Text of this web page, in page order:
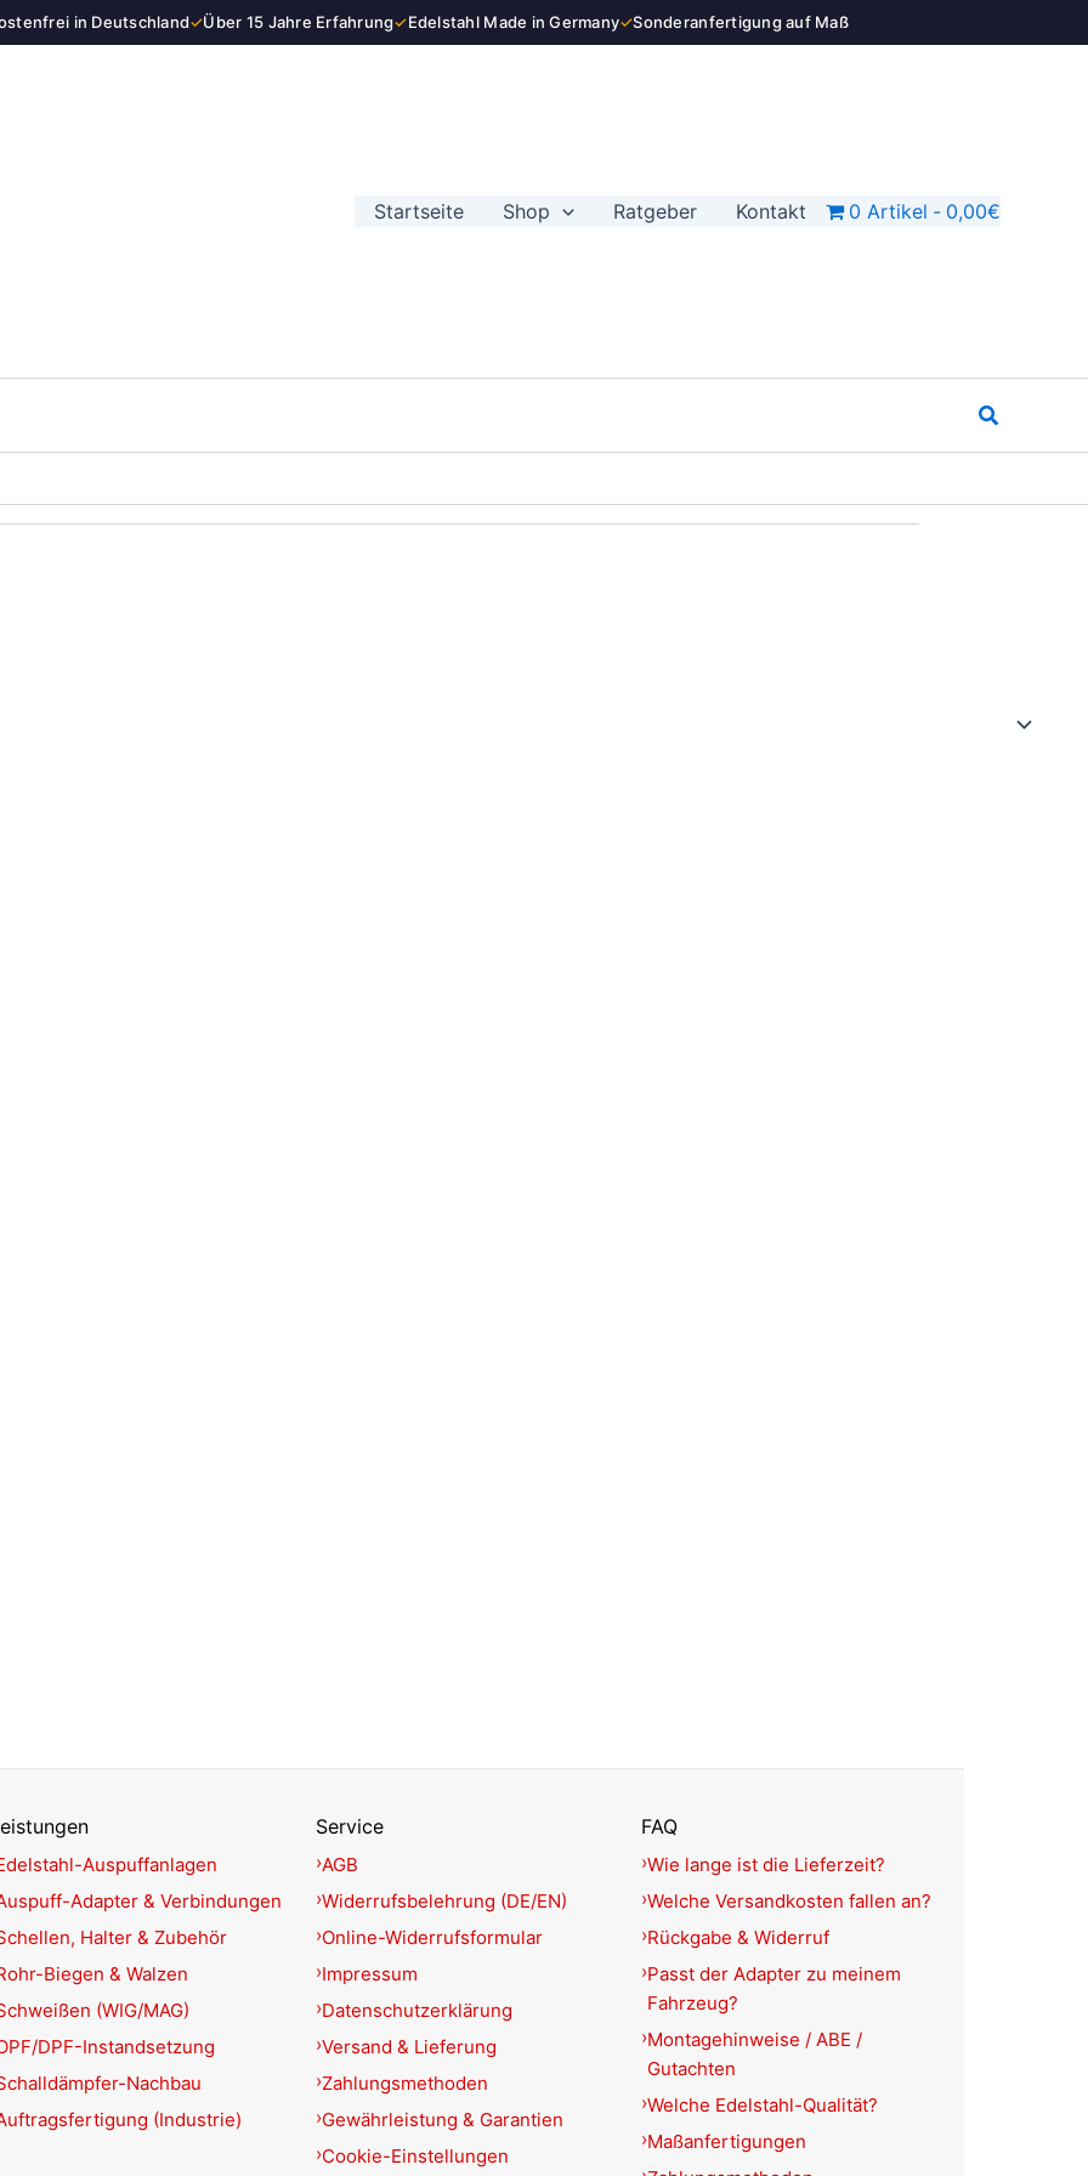
in Deutschland✓Über 15 Jahre Erfahrung✓Edelstahl Made in Germany✓Sonderanfertigung auf Maß
Startseite Shop Ratgeber Kontakt 0 Artikel 0,00€
Suchen
Auspuffanlagen
Adapter & Verbindungen
Halter & Zubehör
Biegen & Walzen
(WIG/MAG)
DPF-Instandsetzung
Nachbau
(Industrie)
Service
AGB
Widerrufsbelehrung (DE/EN)
Online-Widerrufsformular
Impressum
Datenschutzerklärung
Versand & Lieferung
Zahlungsmethoden
Gewährleistung & Garantien
Cookie-Einstellungen
FAQ
Wie lange ist die Lieferzeit?
Welche Versandkosten fallen an?
Rückgabe & Widerruf
Passt der Adapter zu meinem
Fahrzeug?
Montagehinweise / ABE /
Gutachten
Welche Edelstahl-Qualität?
Maßanfertigungen